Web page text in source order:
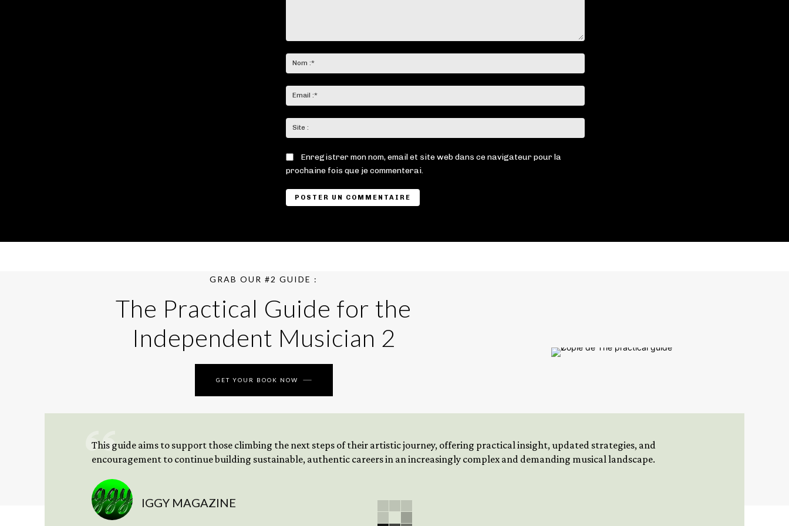
:*
:*
:
Enregistrer mon nom, email et site web dans ce navigateur pour la
prochaine fois que je commenterai.
GRAB OUR #2 GUIDE :
The Practical Guide for the
Independent Musician 2
GET YOUR BOOK NOW
This guide aims to support those climbing the next steps of their artistic journey, offering practical insight, updated strategies, and
encouragement to continue building sustainable, authentic careers in an increasingly complex and demanding musical landscape.
IGGY MAGAZINE